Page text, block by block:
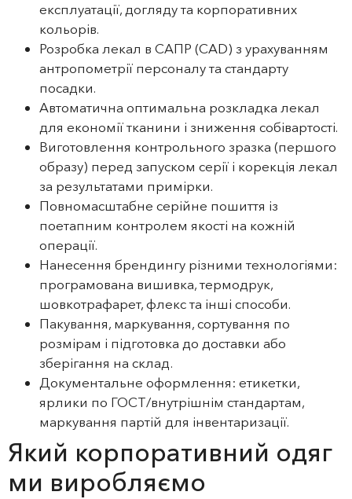
експлуатації, догляду та корпоративних
кольорів.
Розробка лекал в САПР (CAD) з урахуванням
антропометрії персоналу та стандарту
посадки.
Автоматична оптимальна розкладка лекал
для економії тканини і зниження собівартості.
Виготовлення контрольного зразка (першого
образу) перед запуском серії і корекція лекал
за результатами примірки.
Повномасштабне серійне пошиття із
поетапним контролем якості на кожній
операції.
Нанесення брендингу різними технологіями:
програмована вишивка, термодрук,
шовкотрафарет, флекс та інші способи.
Пакування, маркування, сортування по
розмірам і підготовка до доставки або
зберігання на склад.
Документальне оформлення: етикетки,
ярлики по ГОСТ/внутрішнім стандартам,
маркування партій для інвентаризації.
Який корпоративний одяг
ми виробляємо